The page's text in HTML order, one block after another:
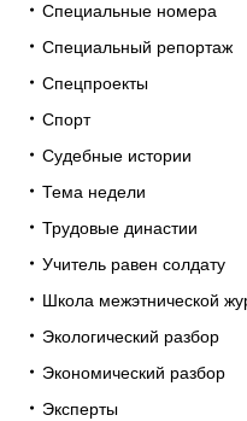
Специальные номера
Специальный репортаж
Спецпроекты
Спорт
Судебные истории
Тема недели
Трудовые династии
Учитель равен солдату
Школа межэтнической
Экологический разбор
Экономический разбор
Эксперты